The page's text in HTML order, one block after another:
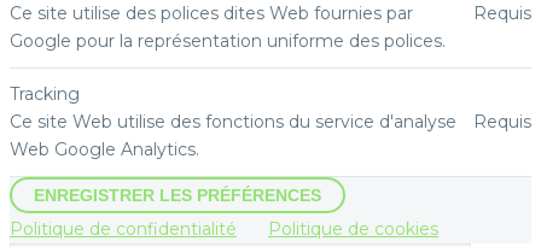
Ce site utilise des polices dites Web fournies par
Google pour la représentation uniforme des polices.
Requis
Tracking
Ce site Web utilise des fonctions du service d'analyse
Web Google Analytics.
Requis
ENREGISTRER LES PRÉFÉRENCES
Politique de confidentialité Politique de cookies